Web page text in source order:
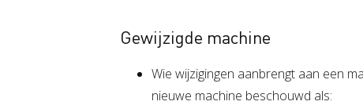
Gewijzigde machine
Wie wijzigingen aanbrengt aan een
nieuwe machine beschouwd als: